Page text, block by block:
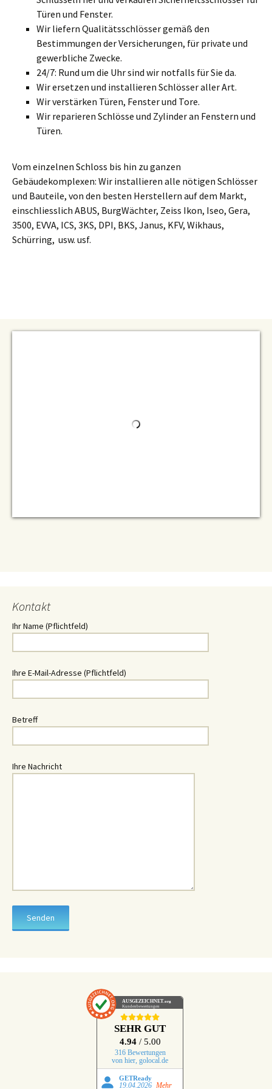
Türen und Fenster.
Wir liefern Qualitätsschlösser gemäß den
Bestimmungen der Versicherungen, für private und
gewerbliche Zwecke.
24/7: Rund um die Uhr sind wir notfalls für Sie da.
Wir ersetzen und installieren Schlösser aller Art.
Wir verstärken Türen, Fenster und Tore.
Wir reparieren Schlösse und Zylinder an Fenstern und
Türen.
Vom einzelnen Schloss bis hin zu ganzen
Gebäudekomplexen: Wir installieren alle nötigen Schlösser
und Bauteile, von den besten Herstellern auf dem Markt,
einschliesslich ABUS, BurgWächter, Zeiss Ikon, Iseo, Gera,
3500, EVVA, ICS, 3KS, DPI, BKS, Janus, KFV, Wikhaus,
Schürring, usw. usf.
Kontakt
Ihr Name (Pflichtfeld)
Ihre E-Mail-Adresse (Pflichtfeld)
Betreff
Ihre Nachricht
AUSGEZEICHNET.org
Kundenbewertungen
SEHR GUT
4.94 / 5.00
316 Bewertungen
von hier, golocal.de
GETReady
19.04.2026 Mehr